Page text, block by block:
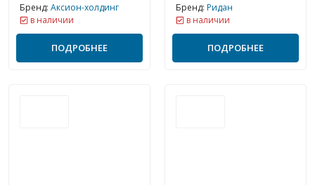
Бренд: Аксион-холдинг
в наличии
ПОДРОБНЕЕ
Бренд: Ридан
в наличии
ПОДРОБНЕЕ